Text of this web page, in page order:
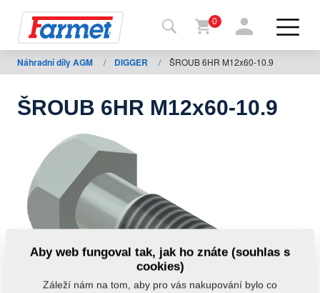
Zpět
na
shop
Moje
stroje
stažení
0
Náhradní díly AGM / DIGGER / ŠROUB 6HR M12x60-10.9
ŠROUB 6HR M12x60-10.9
Aby web fungoval tak, jak ho znáte (souhlas s
cookies)
Záleží nám na tom, aby pro vás nakupování bylo co